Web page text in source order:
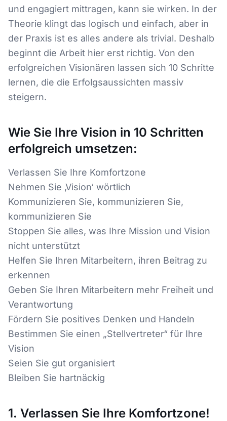
und engagiert mittragen, kann sie wirken. In der
Theorie klingt das logisch und einfach, aber in
der Praxis ist es alles andere als trivial. Deshalb
beginnt die Arbeit hier erst richtig. Von den
erfolgreichen Visionären lassen sich 10 Schritte
lernen, die die Erfolgsaussichten massiv
steigern.
Wie Sie Ihre Vision in 10 Schritten
erfolgreich umsetzen:
Verlassen Sie Ihre Komfortzone
Nehmen Sie ‚Vision‘ wörtlich
Kommunizieren Sie, kommunizieren Sie,
kommunizieren Sie
Stoppen Sie alles, was Ihre Mission und Vision
nicht unterstützt
Helfen Sie Ihren Mitarbeitern, ihren Beitrag zu
erkennen
Geben Sie Ihren Mitarbeitern mehr Freiheit und
Verantwortung
Fördern Sie positives Denken und Handeln
Bestimmen Sie einen „Stellvertreter“ für Ihre
Vision
Seien Sie gut organisiert
Bleiben Sie hartnäckig
1. Verlassen Sie Ihre Komfortzone!